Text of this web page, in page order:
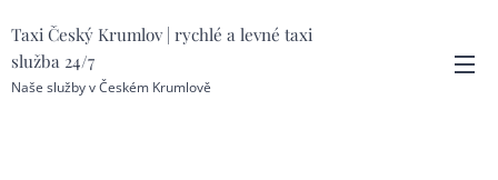
Taxi Český Krumlov | rychlé a levné taxi
služba 24/7
Naše služby v Českém Krumlově